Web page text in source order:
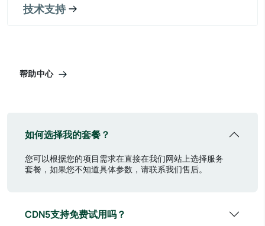
技术支持
帮助中心
如何选择我的套餐？
您可以根据您的项目需求在直接在我们网站上选择服务
套餐，如果您不知道具体参数，请联系我们售后。
CDN5支持免费试用吗？